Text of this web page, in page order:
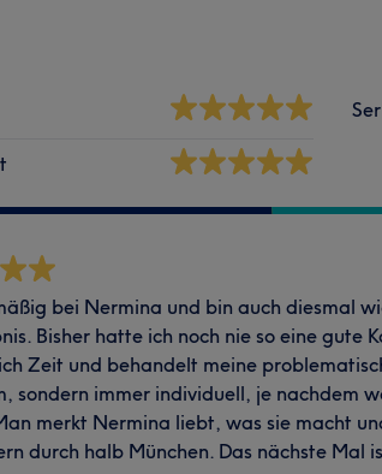
bei Nermina und bin auch diesmal
Bisher hatte ich noch nie so eine gute
Zeit und behandelt meine
sondern immer individuell, je nachdem
merkt Nermina liebt, was sie macht
durch halb München. Das nächste Mal